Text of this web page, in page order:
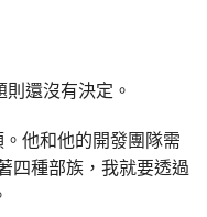
還沒有決定。
他和他的開發團隊需
四種部族，我就要透過